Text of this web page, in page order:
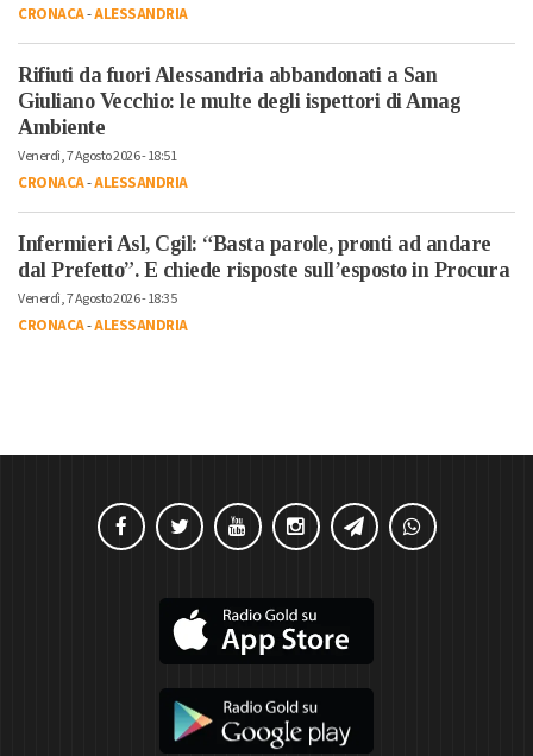
CRONACA-ALESSANDRIA
Rifiuti da fuori Alessandria abbandonati a San
Giuliano Vecchio: le multe degli ispettori di Amag
Ambiente
Venerdì, 7 Agosto 2026 - 18:51
CRONACA-ALESSANDRIA
Infermieri Asl, Cgil: “Basta parole, pronti ad andare
dal Prefetto”. E chiede risposte sull’esposto in Procura
Venerdì, 7 Agosto 2026 - 18:35
CRONACA-ALESSANDRIA